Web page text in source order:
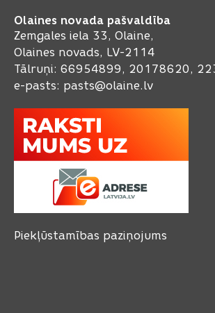
Olaines novada pašvaldība
Zemgales iela 33, Olaine,
Olaines novads, LV-2114
Tālruņi: 66954899, 20178620,
e-pasts: pasts@olaine.lv
Piekļūstamības paziņojums